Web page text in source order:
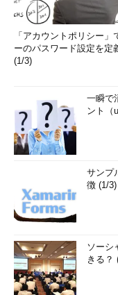
「アカウントポリシー」
ーのパスワード設定を定
(1/3)
一瞬で
ント（
サンプ
徴 (1/3)
ソーシ
きる？